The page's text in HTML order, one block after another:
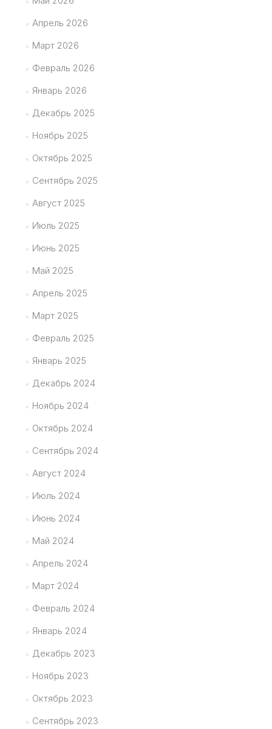
Апрель 2026
Март 2026
Февраль 2026
Январь 2026
Декабрь 2025
Ноябрь 2025
Октябрь 2025
Сентябрь 2025
Август 2025
Июль 2025
Июнь 2025
Май 2025
Апрель 2025
Март 2025
Февраль 2025
Январь 2025
Декабрь 2024
Ноябрь 2024
Октябрь 2024
Сентябрь 2024
Август 2024
Июль 2024
Июнь 2024
Май 2024
Апрель 2024
Март 2024
Февраль 2024
Январь 2024
Декабрь 2023
Ноябрь 2023
Октябрь 2023
Сентябрь 2023